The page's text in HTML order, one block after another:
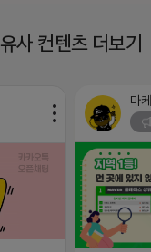
유사 컨텐츠 더보기